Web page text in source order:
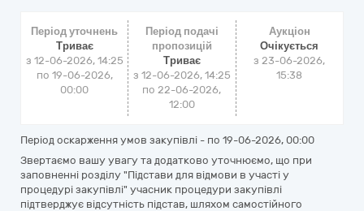
Період уточнень
Триває
з 12-06-2026, 14:25
по 19-06-2026,
00:00
Період подачі
пропозицій
Триває
з 12-06-2026, 14:25
по 22-06-2026,
12:00
Аукціон
Очікується
з23-06-2026,
15:38
Період оскарження умов закупівлі - по 19-06-2026, 00:00
Звертаємо вашу увагу та додатково уточнюємо, що при
заповненні розділу "Підстави для відмови в участі у
процедурі закупівлі" учасник процедури закупівлі
підтверджує відсутність підстав, шляхом самостійного